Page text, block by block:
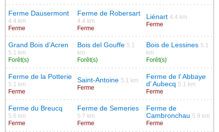
Ferme Dausermont
4.4 km
Ferme
Ferme de Robersart
4.4 km
Ferme
Liénart 4.4 km
Ferme
Grand Bois d’Acren
5.1 km
Forêt(s)
Bois del Gouffe 5.1
km
Forêt(s)
Bois de Lessines 5.1
km
Forêt(s)
Ferme de la Potterie
5.1 km
Ferme
Saint-Antoine 5.1 km
Ferme
Ferme de l’ Abbaye
d’ Aubecq 5.1 km
Ferme
Ferme du Breucq
5.6 km
Ferme
Ferme de Semeries
5.7 km
Ferme
Ferme de
Cambronchau 5.9 km
Ferme